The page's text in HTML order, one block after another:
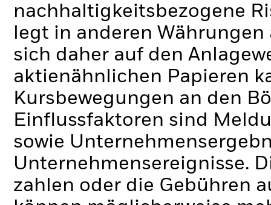
nachhaltigkeitsbezogene
legt in anderen
sich daher auf den
aktienähnlichen Papieren
Kursbewegungen an den
Einflussfaktoren sind
sowie
Unternehmensereignisse.
zahlen oder die Gebühren